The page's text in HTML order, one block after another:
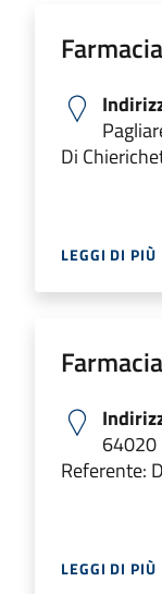
Di
LEGGI DI PIÙ
64020
Referente:
LEGGI DI PIÙ